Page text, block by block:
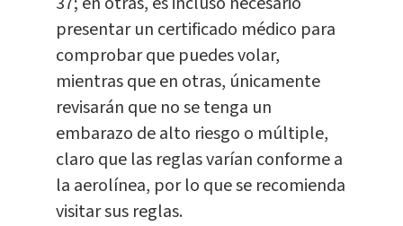
presentar un certificado médico para
comprobar que puedes volar,
mientras que en otras, únicamente
revisarán que no se tenga un
embarazo de alto riesgo o múltiple,
claro que las reglas varían conforme a
la aerolínea, por lo que se recomienda
visitar sus reglas.